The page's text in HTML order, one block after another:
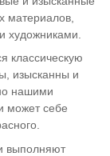
материалов,
художниками.
классическую
изысканны и
нашими
может себе
выполняют